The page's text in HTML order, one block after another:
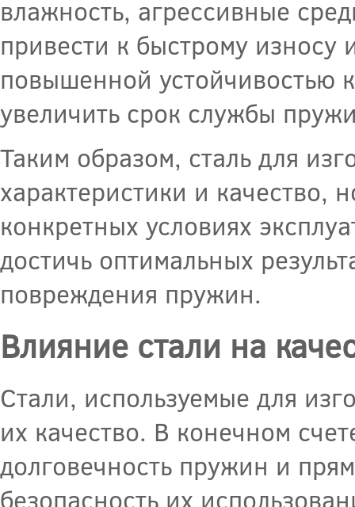
влажность, агрессивные
привести к быстрому
повышенной устойчивостью
увеличить срок службы
Таким образом, сталь для
характеристики и качество,
конкретных условиях
достичь оптимальных
повреждения пружин.
Влияние стали на
Стали, используемые для
их качество. В конечном
долговечность пружин и
безопасность их